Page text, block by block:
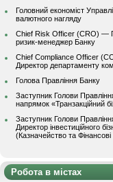
Головний економіст
валютного нагляду
Chief Risk Officer (CRO) —
ризик-менеджер Банку
Chief Compliance Officer
Директор департаменту
Голова Правління Банку
Заступник Голови
напрямок «Транзакційний
Заступник Голови
Директор інвестиційного
(Казначейство та Фінансові
Робота в містах